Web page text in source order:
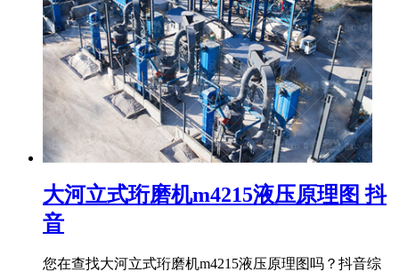
大河立式珩磨机m4215液压原理图 抖
音
您在查找大河立式珩磨机m4215液压原理图吗？抖音综